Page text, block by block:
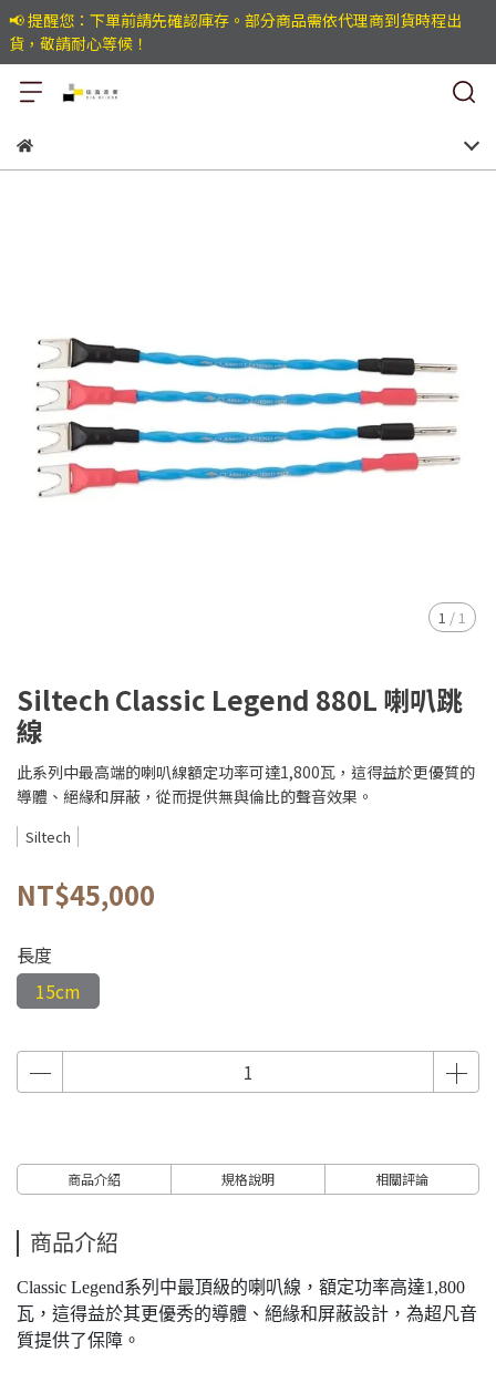
📢 提醒您：下單前請先確認庫存。部分商品需依代理商到貨時程出
貨，敬請耐心等候！
1 / 1
Siltech Classic Legend 880L 喇叭跳
線
此系列中最高端的喇叭線額定功率可達1,800瓦，這得益於更優質的
導體、絕緣和屏蔽，從而提供無與倫比的聲音效果。
Siltech
NT$45,000
長度
15cm
商品介紹 規格說明 相關評論
商品介紹
Classic Legend系列中最頂級的喇叭線，額定功率高達1,800
瓦，這得益於其更優秀的導體、絕緣和屏蔽設計，為超凡音
質提供了保障。